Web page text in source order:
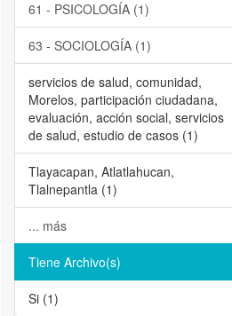
61 - PSICOLOGÍA (1)
63 - SOCIOLOGÍA (1)
servicios de salud, comunidad,
Morelos, participación ciudadana,
evaluación, acción social, servicios
de salud, estudio de casos (1)
Tlayacapan, Atlatlahucan,
Tlalnepantla (1)
... más
Tiene Archivo(s)
Si (1)